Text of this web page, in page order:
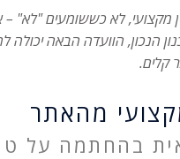
מקצועי, לא כששומעים "לא" –
הנכון, הוועדה הבאה יכולה
קלים.
מהאתר
בהחתמה על